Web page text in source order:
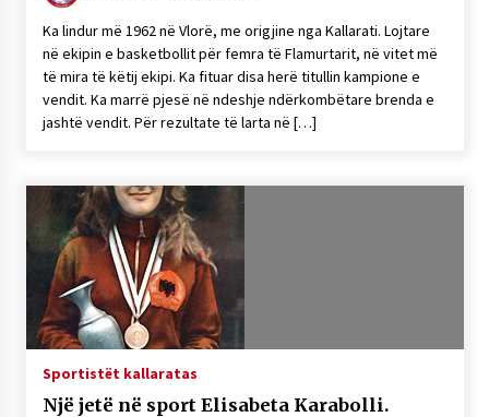
Gazeta Kallarati nr. 114
06/02/2025
Ka lindur më 1962 në Vlorë, me origjine nga Kallarati. Lojtare
në ekipin e basketbollit për femra të Flamurtarit, në vitet më
të mira të këtij ekipi. Ka fituar disa herë titullin kampione e
vendit. Ka marrë pjesë në ndeshje ndërkombëtare brenda e
jashtë vendit. Për rezultate të larta në […]
Sportistët kallaratas
Një jetë në sport Elisabeta Karabolli.